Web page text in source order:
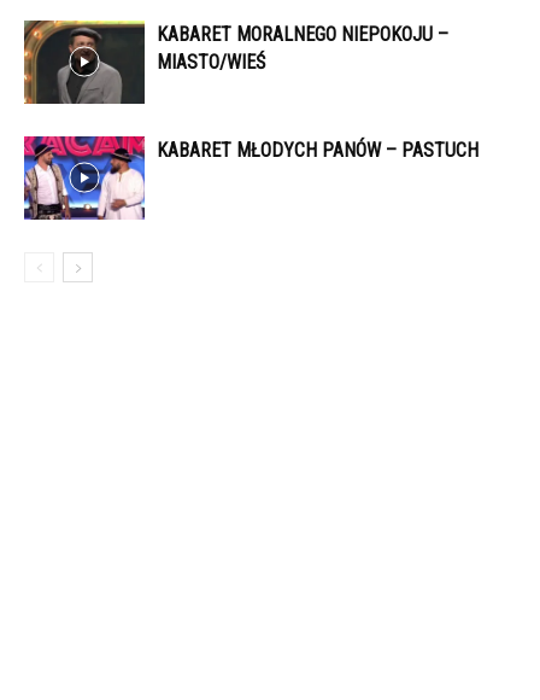
KABARET MORALNEGO NIEPOKOJU –
MIASTO/WIEŚ
KABARET MŁODYCH PANÓW – PASTUCH